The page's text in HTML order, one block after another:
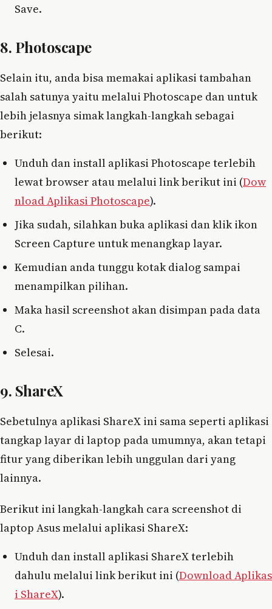
Save.
8. Photoscape
Selain itu, anda bisa memakai aplikasi tambahan
salah satunya yaitu melalui Photoscape dan untuk
lebih jelasnya simak langkah-langkah sebagai
berikut:
Unduh dan install aplikasi Photoscape terlebih
lewat browser atau melalui link berikut ini (Dow
nload Aplikasi Photoscape).
Jika sudah, silahkan buka aplikasi dan klik ikon
Screen Capture untuk menangkap layar.
Kemudian anda tunggu kotak dialog sampai
menampilkan pilihan.
Maka hasil screenshot akan disimpan pada data
C.
Selesai.
9. ShareX
Sebetulnya aplikasi ShareX ini sama seperti aplikasi
tangkap layar di laptop pada umumnya, akan tetapi
fitur yang diberikan lebih unggulan dari yang
lainnya.
Berikut ini langkah-langkah cara screenshot di
laptop Asus melalui aplikasi ShareX:
Unduh dan install aplikasi ShareX terlebih
dahulu melalui link berikut ini (Download Aplikas
i ShareX).